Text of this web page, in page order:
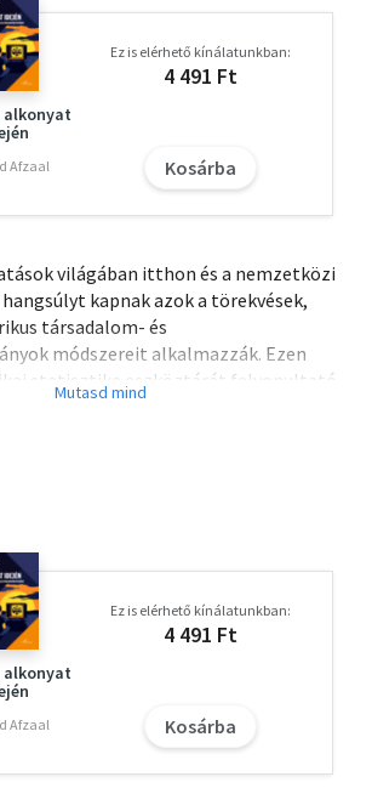
Afzaal
Ez is elérhető kínálatunkban:
4 491 Ft
Kosárba
világában itthon és a nemzetközi
kapnak azok a törekvések,
társadalom- és
módszereit alkalmazzák. Ezen
statisztika eszköztárát felvonultató
Afzaal
Ez is elérhető kínálatunkban:
4 491 Ft
Kosárba